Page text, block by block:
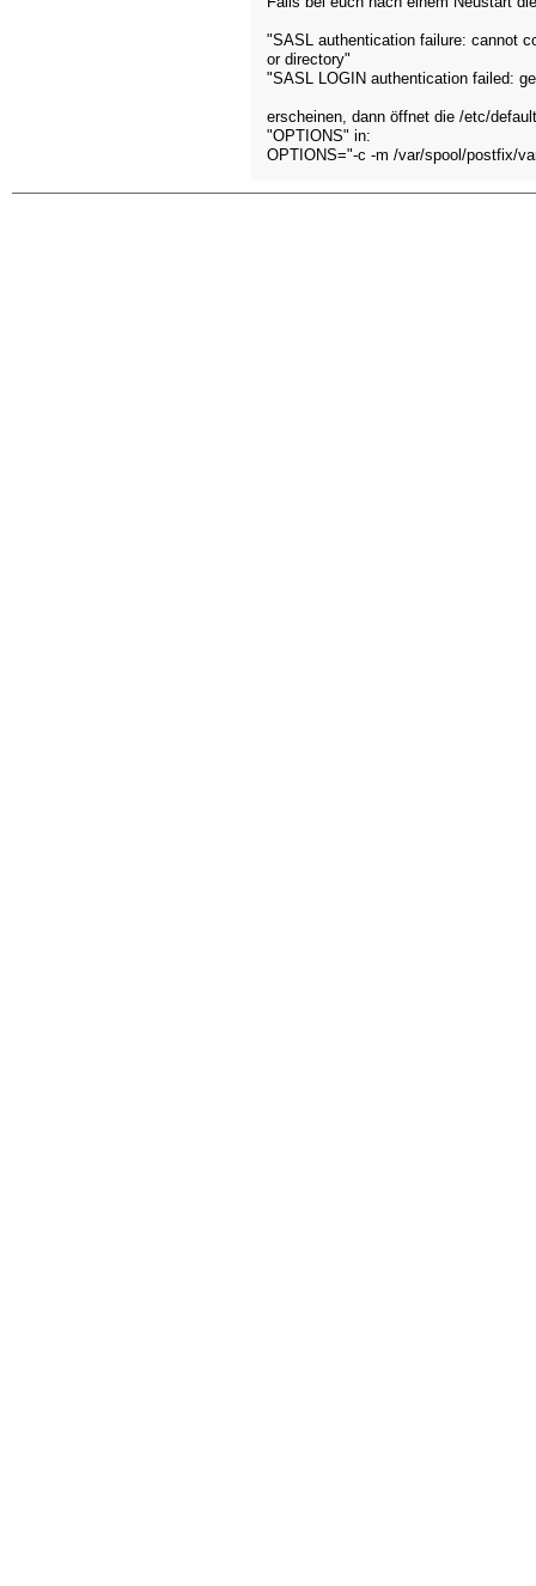
"SASL authentication failure: cannot
or directory"
"SASL LOGIN authentication failed:
erscheinen, dann öffnet die /etc/
"OPTIONS" in:
OPTIONS="-c -m /var/spool/postfix/